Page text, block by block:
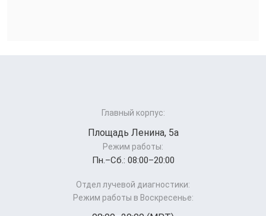
Главный корпус:
Площадь Ленина, 5а
Режим работы:
Пн.–Cб.: 08:00–20:00
Отдел лучевой диагностики:
Режим работы в Воскресенье: